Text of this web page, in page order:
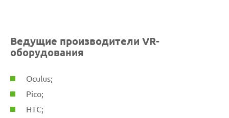
Ведущие производители VR-
оборудования
Oculus;
Pico;
НТС;